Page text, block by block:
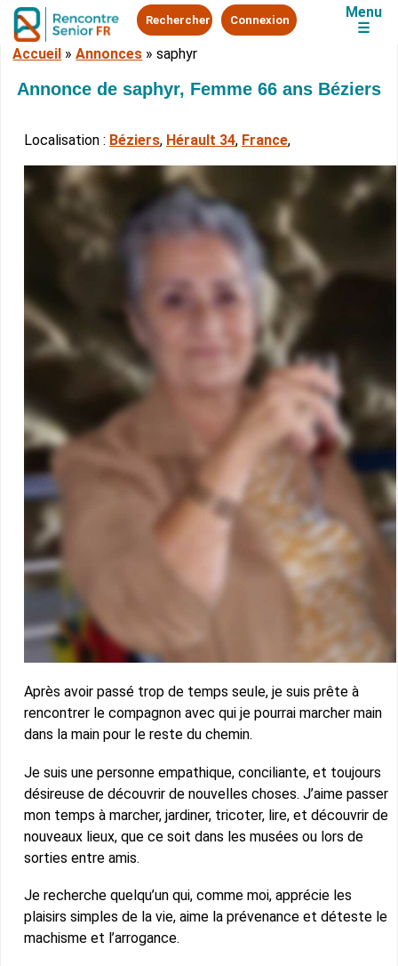
Rechercher Connexion
Menu
☰
Accueil »Annonces »saphyr
Annonce de saphyr, Femme 66 ans Béziers
Localisation : Béziers, Hérault 34, France,
Après avoir passé trop de temps seule, je suis prête à
rencontrer le compagnon avec qui je pourrai marcher main
dans la main pour le reste du chemin.
Je suis une personne empathique, conciliante, et toujours
désireuse de découvrir de nouvelles choses. J’aime passer
mon temps à marcher, jardiner, tricoter, lire, et découvrir de
nouveaux lieux, que ce soit dans les musées ou lors de
sorties entre amis.
Je recherche quelqu’un qui, comme moi, apprécie les
plaisirs simples de la vie, aime la prévenance et déteste le
machisme et l’arrogance.